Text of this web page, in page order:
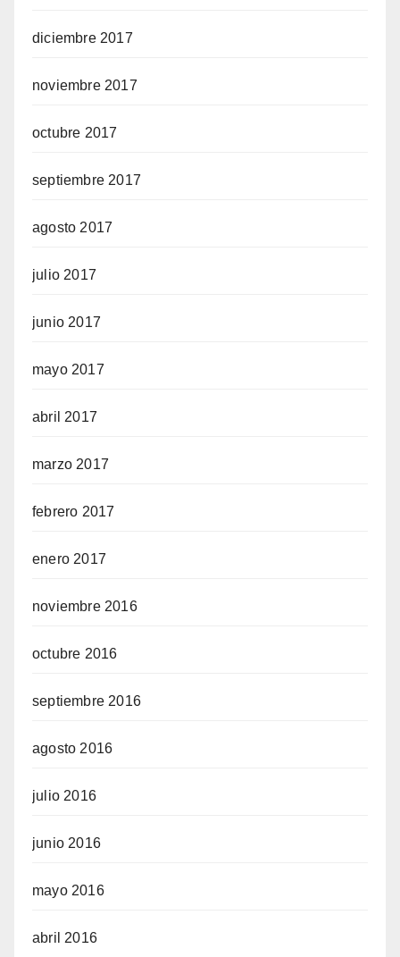
diciembre 2017
noviembre 2017
octubre 2017
septiembre 2017
agosto 2017
julio 2017
junio 2017
mayo 2017
abril 2017
marzo 2017
febrero 2017
enero 2017
noviembre 2016
octubre 2016
septiembre 2016
agosto 2016
julio 2016
junio 2016
mayo 2016
abril 2016